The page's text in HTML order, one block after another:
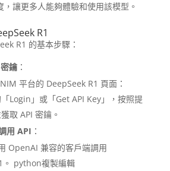
讓更多人能夠體驗和使用該模型。
R1
R1 的基本步驟：
鑰：
平台的 DeepSeek R1 頁面：
Login」或「Get API Key」，按照提
取 API 密鑰。​
用 API ：
OpenAI 兼容的客戶端調用
。​ python複製編輯